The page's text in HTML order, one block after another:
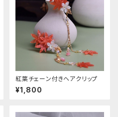
紅葉チェーン付きヘアクリップ
¥1,800